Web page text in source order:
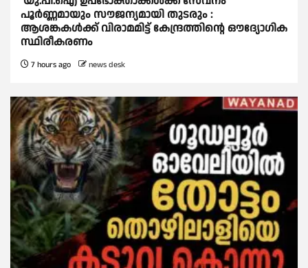
പൂര്‍ണ്ണമായും സൗജന്യമായി തുടരും :
ആശങ്കകള്‍ക്ക് വിരാമമിട്ട് കേന്ദ്രത്തിന്റെ ഔദ്യോഗിക
സ്ഥിരീകരണം
7 hours ago news desk